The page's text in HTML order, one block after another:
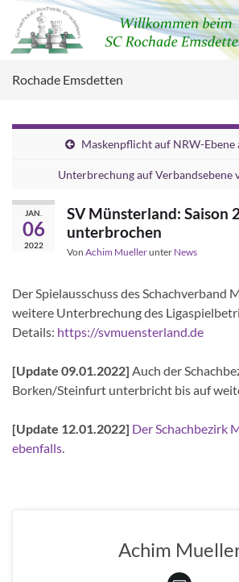
Rochade Emsdetten
Maskenpflicht auf NRW-Ebene
Unterbrechung auf Verbandsebene
JAN.
06
2022
SV Münsterland: Saison
unterbrochen
Von Achim Muellerunter News
Der Spielausschuss des Schachverband
weitere Unterbrechung des
Details: https://svmuensterland.de
[Update 09.01.2022] Auch der
Borken/Steinfurt unterbricht bis auf
[Update 12.01.2022] Der Schachbezirk
ebenfalls.
Achim